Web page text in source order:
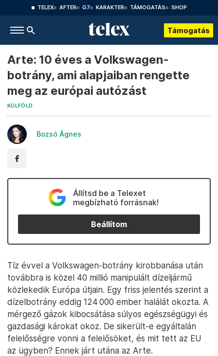
TELEX AFTER G7 KARAKTER TÁMOGATÁS SHOP
Támogatás
Arte: 10 éves a Volkswagen-
botrány, ami alapjaiban rengette
meg az európai autózást
KÜLFÖLD
Bozsó Ágnes
Állítsd be a Telexet
megbízható forrásnak!
Beállítom
Tíz évvel a Volkswagen-botrány kirobbanása után
továbbra is közel 40 millió manipulált dízeljármű
közlekedik Európa útjain. Egy friss jelentés szerint a
dízelbotrány eddig 124 000 ember halálát okozta. A
mérgező gázok kibocsátása súlyos egészségügyi és
gazdasági károkat okoz. De sikerült-e egyáltalán
felelősségre vonni a felelősöket, és mit tett az EU
az ügyben? Ennek járt utána az Arte.